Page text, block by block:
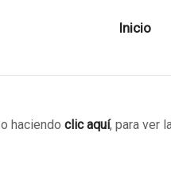
Inicio
o haciendo clic aquí, para ver